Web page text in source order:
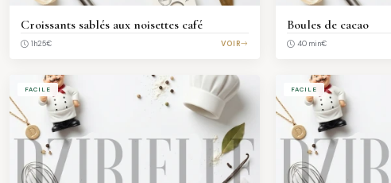
Croissants sablés aux noisettes café
1h25€ VOIR
Boules de cacao
40 min€
FACILE FACILE